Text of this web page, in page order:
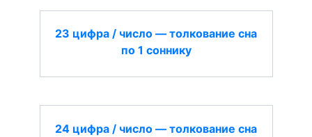
23 цифра / число — толкование сна
по 1 соннику
24 цифра / число — толкование сна